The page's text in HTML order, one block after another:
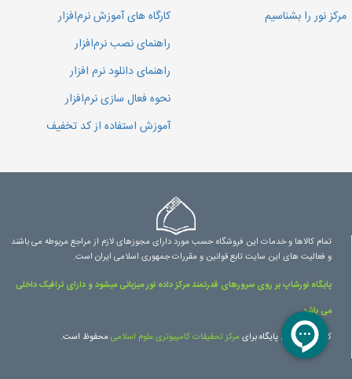
مرکز نور را بشناسیم
کارگاه های آموزش نرم‌افزار
راهنمای نصب نرم‌افزار
راهنمای دانلود نرم افزار
نحوه فعال سازی نرم‌افزار
آموزش استفاده از کد تخفیف
تمام کالاها و خدمات این فروشگاه حسب مورد دارای مجوزهای لازم از مراجع مربوطه می باشند
و فعالیت های این سایت تابع قوانین و مقررات جمهوری اسلامی ایران است.
پایگاه نورشاپ بر روی سرورهای قدرتمند مرکز داده نور میزبانی میشود و دارای ترافیک داخلی
می باشد.
کلیه حقوق این پایگاه برای مرکز تحقیقات کامپیوتری علوم اسلامی محفوظ است.